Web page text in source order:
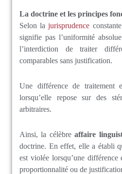
La doctrine et les principes
Selon la jurisprudence
signifie pas l’uniformité
l’interdiction de traiter
comparables sans justification.
Une différence de traitement
lorsqu’elle repose sur des
arbitraires.
Ainsi, la célèbre affaire
doctrine. En effet, elle a établi
est violée lorsqu’une différence
proportionnalité ou de